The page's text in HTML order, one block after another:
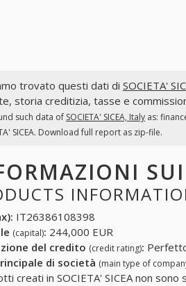
trovato questi dati di SOCIETA'
storia creditizia, tasse e
such data of SOCIETA' SICEA, Italyas:
SICEA. Download full report as zip-file.
IT26386108398
(capital): 244,000 EUR
del credito (credit rating):
di società (main type of
creati in SOCIETA' SICEA non